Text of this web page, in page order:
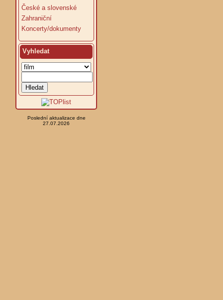
České a slovenské
Zahraniční
Koncerty/dokumenty
Vyhledat
Poslední aktualizace dne
27.07.2026